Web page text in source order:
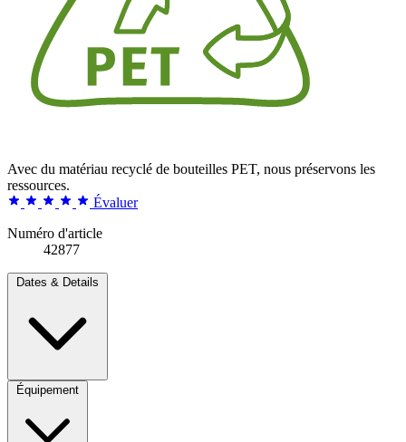
Avec du matériau recyclé de bouteilles PET, nous préservons les
ressources.
Évaluer
Numéro d'article
42877
Dates & Details
Équipement